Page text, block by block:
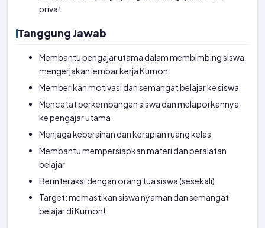
privat
Tanggung Jawab
Membantu pengajar utama dalam membimbing siswa
mengerjakan lembar kerja Kumon
Memberikan motivasi dan semangat belajar ke siswa
Mencatat perkembangan siswa dan melaporkannya
ke pengajar utama
Menjaga kebersihan dan kerapian ruang kelas
Membantu mempersiapkan materi dan peralatan
belajar
Berinteraksi dengan orang tua siswa (sesekali)
Target: memastikan siswa nyaman dan semangat
belajar di Kumon!